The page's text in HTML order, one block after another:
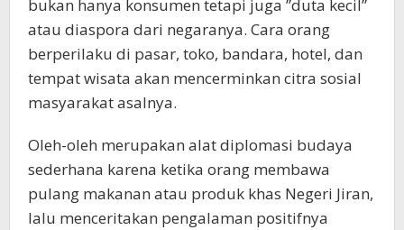
bukan hanya konsumen tetapi juga ”duta kecil”
atau diaspora dari negaranya. Cara orang
berperilaku di pasar, toko, bandara, hotel, dan
tempat wisata akan mencerminkan citra sosial
masyarakat asalnya.
Oleh-oleh merupakan alat diplomasi budaya
sederhana karena ketika orang membawa
pulang makanan atau produk khas Negeri Jiran,
lalu menceritakan pengalaman positifnya